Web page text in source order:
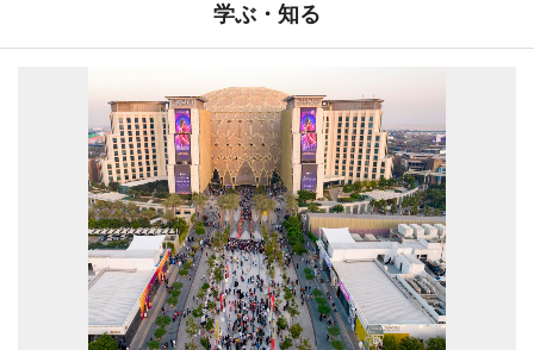
学ぶ・知る